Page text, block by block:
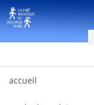
Salta al contigut
accueil